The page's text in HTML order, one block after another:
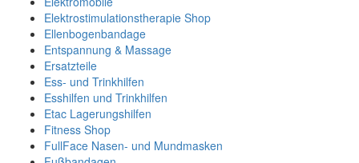
Elektrostimulationstherapie Shop
Ellenbogenbandage
Entspannung & Massage
Ersatzteile
Ess- und Trinkhilfen
Esshilfen und Trinkhilfen
Etac Lagerungshilfen
Fitness Shop
FullFace Nasen- und Mundmasken